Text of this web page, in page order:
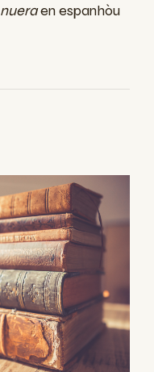
nueraen espanhòu